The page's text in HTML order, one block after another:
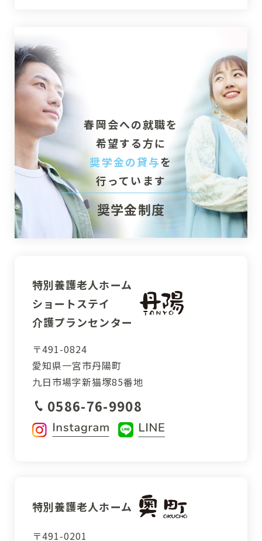
春岡会への就職を
希望する方に
奨学金の貸与を
行っています
奨学金制度
特別養護老人ホーム
ショートステイ
介護プランセンター
〒491-0824
愛知県一宮市丹陽町
九日市場字新猫塚85番地
0586-76-9908
特別養護老人ホーム
〒491-0201